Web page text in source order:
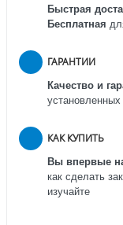
Быстрая
Бесплатная
ГАРАНТИИ
Качество и
КАК КУПИТЬ
Вы впервые
как сделать
изучайте